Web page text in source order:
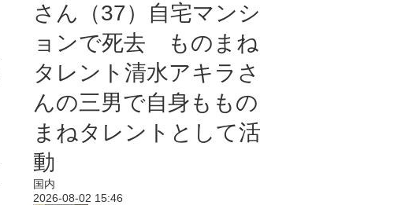
さん（37）自宅マンシ
ョンで死去 ものまね
タレント清水アキラさ
んの三男で自身ももの
まねタレントとして活
動
国内
2026-08-02 15:46